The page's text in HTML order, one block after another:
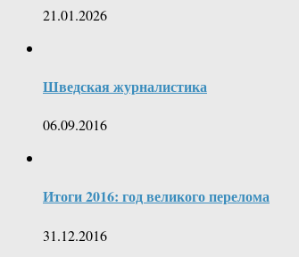
21.01.2026
Шведская журналистика
06.09.2016
Итоги 2016: год великого перелома
31.12.2016